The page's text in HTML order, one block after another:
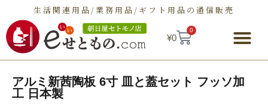
生活関連用品/業務用品/ギフト用品の通信販売
¥0
0
アルミ新茜陶板 6寸 皿と蓋セット フッソ加
工 日本製